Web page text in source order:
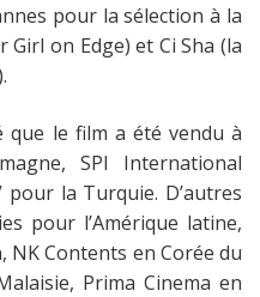
pour la sélection à la
Girl on Edge)et Ci Sha(la
que le film a été vendu à
SPI International
pour la Turquie. D’autres
pour l’Amérique latine,
NK Contents en Corée du
Prima Cinema en